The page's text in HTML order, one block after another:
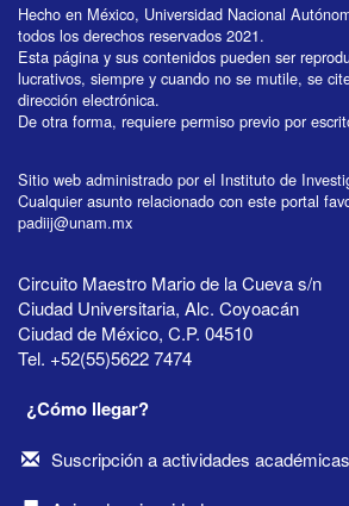
Hecho en México, Universidad Nacional
todos los derechos reservados 2021.
Esta página y sus contenidos pueden ser
lucrativos, siempre y cuando no se mutile, se
dirección electrónica.
De otra forma, requiere permiso previo por
Sitio web administrado por el Instituto de
Cualquier asunto relacionado con este portal
padiij@unam.mx
Circuito Maestro Mario de la Cueva s/n
Ciudad Universitaria, Alc. Coyoacán
Ciudad de México, C.P. 04510
Tel. +52(55)5622 7474
¿Cómo llegar?
Suscripción a actividades académicas